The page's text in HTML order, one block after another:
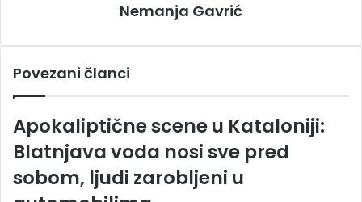
Nemanja Gavrić
Povezani članci
Apokaliptične scene u Kataloniji:
Blatnjava voda nosi sve pred
sobom, ljudi zarobljeni u